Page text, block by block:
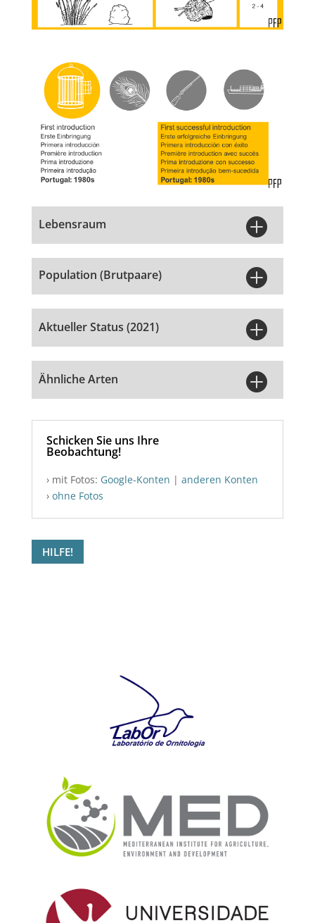
Lebensraum 
Population (Brutpaare) 
Aktueller Status (2021) 
Ähnliche Arten 
Schicken Sie uns Ihre
Beobachtung!
› mit Fotos: Google-Konten | anderen Konten
› ohne Fotos
HILFE!